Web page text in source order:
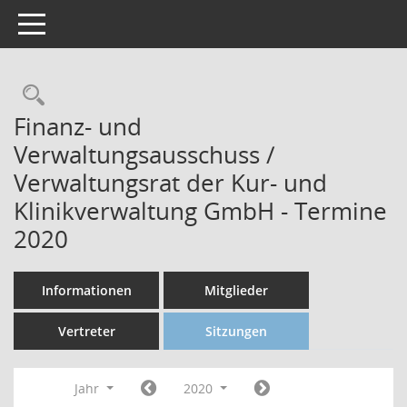
Toggle navigation
Finanz- und
Verwaltungsausschuss /
Verwaltungsrat der Kur- und
Klinikverwaltung GmbH - Termine
2020
Informationen Mitglieder
Vertreter Sitzungen
Jahr
2020